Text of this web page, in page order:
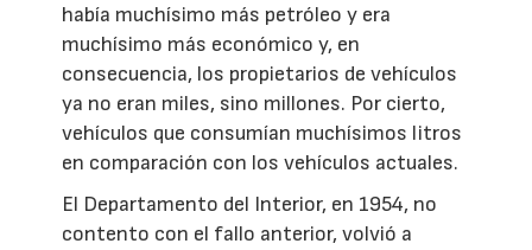
había muchísimo más petróleo y era
muchísimo más económico y, en
consecuencia, los propietarios de vehículos
ya no eran miles, sino millones. Por cierto,
vehículos que consumían muchísimos litros
en comparación con los vehículos actuales.
El Departamento del Interior, en 1954, no
contento con el fallo anterior, volvió a